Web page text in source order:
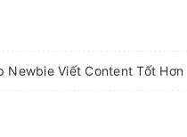
Newbie Viết Content Tốt Hơn